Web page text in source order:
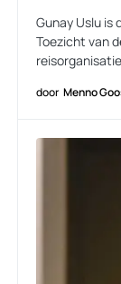
Gunay Uslu is
Toezicht van
door Menno